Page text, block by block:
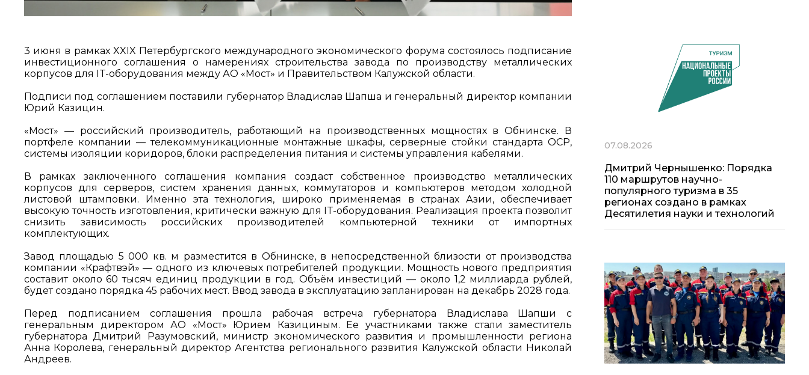
3 июня в рамках XXIX Петербургского международного экономического форума состоялось подписание
инвестиционного соглашения о намерениях строительства завода по производству металлических
корпусов для IT-оборудования между АО «Мост» и Правительством Калужской области.
Подписи под соглашением поставили губернатор Владислав Шапша и генеральный директор компании
Юрий Казицин.
«Мост» — российский производитель, работающий на производственных мощностях в Обнинске. В
портфеле компании — телекоммуникационные монтажные шкафы, серверные стойки стандарта OCP,
системы изоляции коридоров, блоки распределения питания и системы управления кабелями.
В рамках заключенного соглашения компания создаст собственное производство металлических
корпусов для серверов, систем хранения данных, коммутаторов и компьютеров методом холодной
листовой штамповки. Именно эта технология, широко применяемая в странах Азии, обеспечивает
высокую точность изготовления, критически важную для IT-оборудования. Реализация проекта позволит
снизить зависимость российских производителей компьютерной техники от импортных
комплектующих.
Завод площадью 5 000 кв. м разместится в Обнинске, в непосредственной близости от производства
компании «Крафтвэй» — одного из ключевых потребителей продукции. Мощность нового предприятия
составит около 60 тысяч единиц продукции в год. Объём инвестиций — около 1,2 миллиарда рублей,
будет создано порядка 45 рабочих мест. Ввод завода в эксплуатацию запланирован на декабрь 2028 года.
Перед подписанием соглашения прошла рабочая встреча губернатора Владислава Шапши с
генеральным директором АО «Мост» Юрием Казициным. Ее участниками также стали заместитель
губернатора Дмитрий Разумовский, министр экономического развития и промышленности региона
Анна Королева, генеральный директор Агентства регионального развития Калужской области Николай
Андреев.
07.08.2026
Дмитрий Чернышенко: Порядка
110 маршрутов научно-
популярного туризма в 35
регионах создано в рамках
Десятилетия науки и технологий